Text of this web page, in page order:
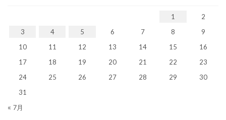
1
2
3
4 5 6 7 8
9
10
11 12 13 14 15
16
17
18 19 20 21 22
23
24
25 26 27 28 29
30
31
« 7月